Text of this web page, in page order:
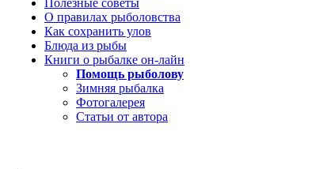
О правилах рыболовства
Как сохранить улов
Блюда из рыбы
Книги о рыбалке он-лайн
Помощь рыболову
Зимняя рыбалка
Фотогалерея
Статьи от автора